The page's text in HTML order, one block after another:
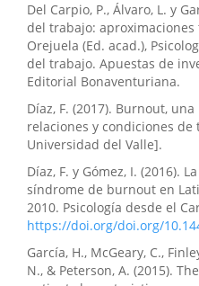
Del Carpio, P., Álvaro, L. y
del trabajo: aproximaciones
Orejuela (Ed. acad.),
del trabajo. Apuestas de
Editorial Bonaventuriana.
Díaz, F. (2017). Burnout,
relaciones y condiciones
Universidad del Valle].
Díaz, F. y Gómez, I. (2016).
síndrome de burnout en
2010. Psicología desde el
https://doi.org/doi.org/
García, H., McGeary, C.,
N., & Peterson, A. (2015).